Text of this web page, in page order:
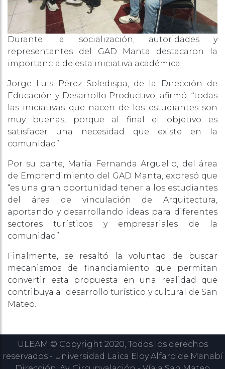
Durante la socialización, autoridades y
representantes del GAD Manta destacaron la
importancia de esta iniciativa académica.
Jorge Luis Pérez Soledispa, de la Dirección de
Educación y Desarrollo Productivo, afirmó: “todas
las iniciativas que nacen de los estudiantes son
muy buenas, porque al final el objetivo es
satisfacer una necesidad que existe en la
comunidad”.
Por su parte, María Fernanda Arguello, del área
de Emprendimiento del GAD Manta, expresó que
“es una gran oportunidad tener a los estudiantes
del área de vinculación de Arquitectura,
aportando y desarrollando ideas para diferentes
sectores turísticos y empresariales de la
comunidad”.
Finalmente, se resaltó la voluntad de buscar
mecanismos de financiamiento que permitan
convertir esta propuesta en una realidad que
contribuya al desarrollo turístico y cultural de San
Mateo.
ULEAM © Copyright 2020, Todos los derechos
reservados - Universidad Laica Eloy Alfaro de Manabí